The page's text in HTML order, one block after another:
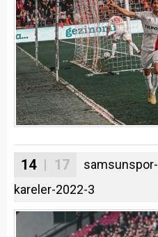
14| 17
kareler-2022-3